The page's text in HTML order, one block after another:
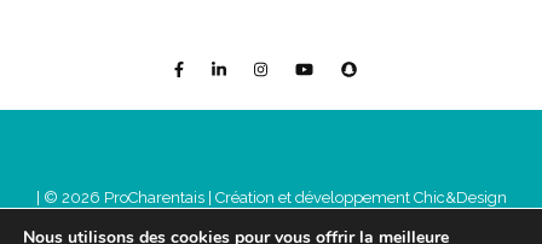
| © 2026 ProCharentais | Création et développement Chic&Design
Mentions légales
Nous utilisons des cookies pour vous offrir la meilleure